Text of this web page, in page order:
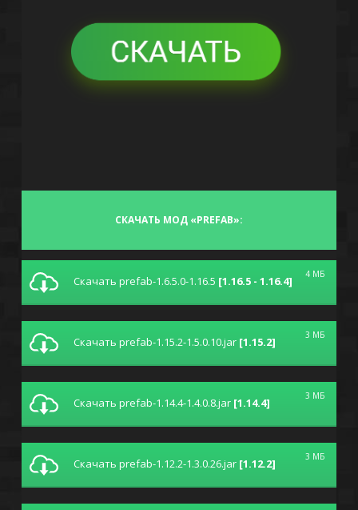
СКАЧАТЬ МОД «PREFAB»:
Скачать prefab-1.6.5.0-1.16.5 [1.16.5 - 1.16.4]
4 МБ
Скачать prefab-1.15.2-1.5.0.10.jar [1.15.2]
3 МБ
Скачать prefab-1.14.4-1.4.0.8.jar [1.14.4]
3 МБ
Скачать prefab-1.12.2-1.3.0.26.jar [1.12.2]
3 МБ